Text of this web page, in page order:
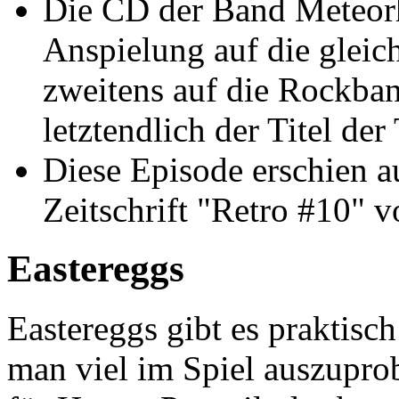
Die CD der Band
Anspielung auf die
zweitens auf die
letztendlich der Titel der
Diese Episode erschien
Zeitschrift "Retro #10"
Eastereggs
Eastereggs gibt es
man viel im Spiel